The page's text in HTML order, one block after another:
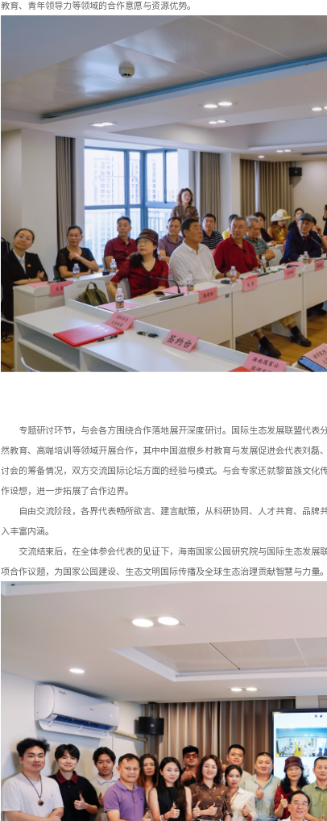
教育、青年领导力等领域的合作意愿与资源优势。
专题研讨环节，与会各方围绕合作落地展开深度研讨。国际生态发展联盟代
然教育、高端培训等领域开展合作，其中中国滋根乡村教育与发展促进会代表刘
讨会的筹备情况，双方交流国际论坛方面的经验与模式。与会专家还就黎苗族文
作设想，进一步拓展了合作边界。
自由交流阶段，各界代表畅所欲言、建言献策，从科研协同、人才共育、品
入丰富内涵。
交流结束后，在全体参会代表的见证下，海南国家公园研究院与国际生态发
项合作议题，为国家公园建设、生态文明国际传播及全球生态治理贡献智慧与力量。